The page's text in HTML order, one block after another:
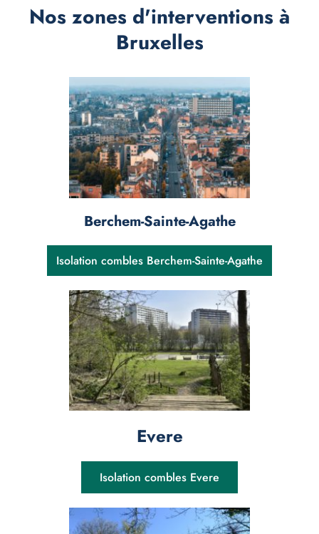
Nos zones d'interventions à
Bruxelles
Berchem-Sainte-Agathe
Isolation combles Berchem-Sainte-Agathe
Evere
Isolation combles Evere